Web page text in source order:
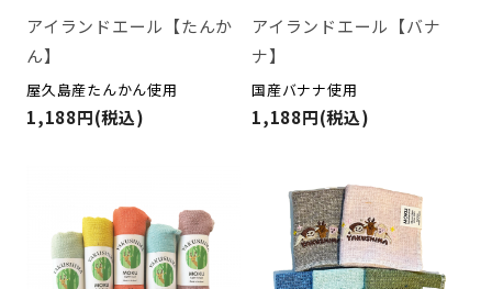
アイランドエール【たんか
ん】
屋久島産たんかん使用
1,188円(税込)
アイランドエール【バナ
ナ】
国産バナナ使用
1,188円(税込)